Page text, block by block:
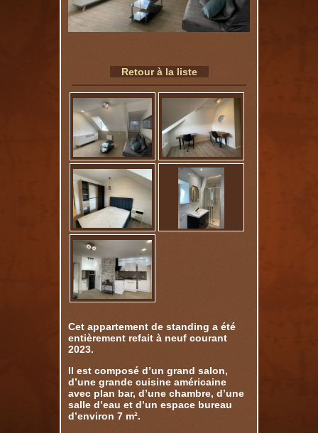
Retour à la liste
Cet appartement de standing a été
entièrement refait à neuf courant
2023.
Il est composé d’un grand salon,
d’une grande cuisine américaine
avec plan bar, d’une chambre, d’une
salle d’eau et d’un espace bureau
d’environ 7 m².